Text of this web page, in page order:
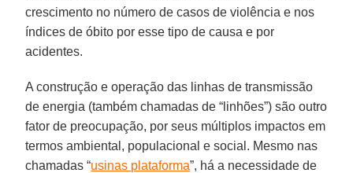
crescimento no número de casos de violência e nos
índices de óbito por esse tipo de causa e por
acidentes.
A construção e operação das linhas de transmissão
de energia (também chamadas de “linhões”) são outro
fator de preocupação, por seus múltiplos impactos em
termos ambiental, populacional e social. Mesmo nas
chamadas “usinas plataforma”, há a necessidade de